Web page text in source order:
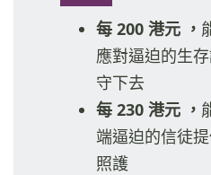
每 200 港元 ，
應對逼迫的生
守下去
每 230 港元 ，
端逼迫的信徒
照護